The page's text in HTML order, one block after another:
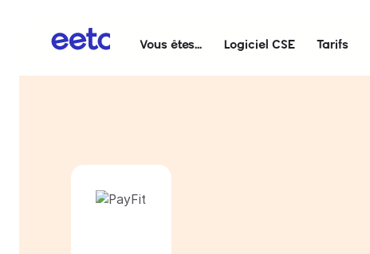
Vous êtes... Logiciel CSE Tarifs